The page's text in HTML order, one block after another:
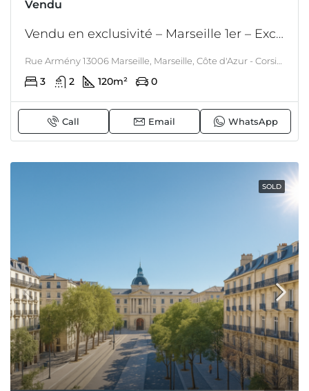
Vendu
Vendu en exclusivité – Marseille 1er – Exclusivité – Appartement traditionnel marseillais – 3 chambres – Vie à pieds – Prêt à vivre
3 2 120m² 0
Call Email WhatsApp
SOLD